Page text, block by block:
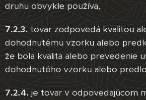
druhu obvykle používa,
7.2.3. tovar zodpovedá kvalitou
dohodnutému vzorku alebo
že bola kvalita alebo prevedenie
dohodnutého vzorku alebo
7.2.4. je tovar v odpovedajúcom